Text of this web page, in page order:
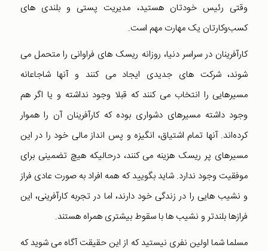
وقتی رئیس خودتان هستید، مدیریت پستی‌ و بلندی های
کسب‌وکارتان یک مهارت مهم است.
کارآفرینان در سراسر دنیا، روزانه ریسک‌ های فراوانی را متحمل می
شوند، شرکت های جدیدی ایجاد می کنند و آنها شاجاعانه
مسیرهایی را انتخاب می کنند که قبلا وجود نداشته و یا اگر هم
وجود داشته مسیرهای دشواری بوده که کارآفرینان آن را هموار
کرده‌اند. آنها تمام اشتیاق، انگیزه و پس انداز مالی خود را در این
مسیرهای پر ریسک هزینه می کنند، ‌درحالیکه هیچ تضمینی برای
موفقیت وجود ندارد. شاید بگویید که همه افراد به صورت عادی فراز
و نشیب هایی را در زندگی خود دارند، اما در تجربه کارآفرینی، این
فرازها بلندتر و نشیب ها با سقوط بیشتری همراه هستند.
مسلما شما اولین نفری نیستید که از این حقیقت آگاه می شوید که